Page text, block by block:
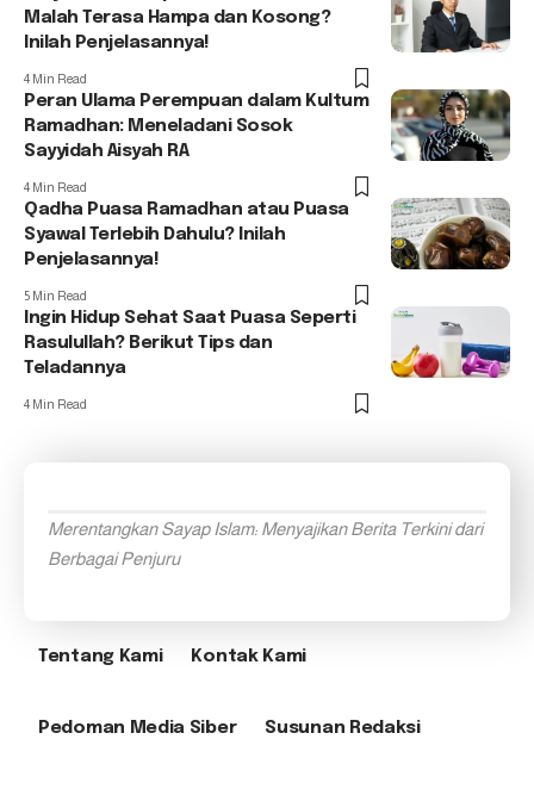
Malah Terasa Hampa dan Kosong?
Inilah Penjelasannya!
4 Min Read
Peran Ulama Perempuan dalam Kultum
Ramadhan: Meneladani Sosok
Sayyidah Aisyah RA
4 Min Read
Qadha Puasa Ramadhan atau Puasa
Syawal Terlebih Dahulu? Inilah
Penjelasannya!
5 Min Read
Ingin Hidup Sehat Saat Puasa Seperti
Rasulullah? Berikut Tips dan
Teladannya
4 Min Read
Merentangkan Sayap Islam: Menyajikan Berita Terkini dari
Berbagai Penjuru
Tentang Kami Kontak Kami
Pedoman Media Siber Susunan Redaksi